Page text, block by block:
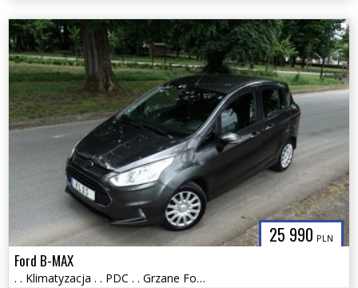
25 990 PLN
Ford B-MAX
. . Klimatyzacja . . PDC . . Grzane Fotele , Szyby i Lusterka . .